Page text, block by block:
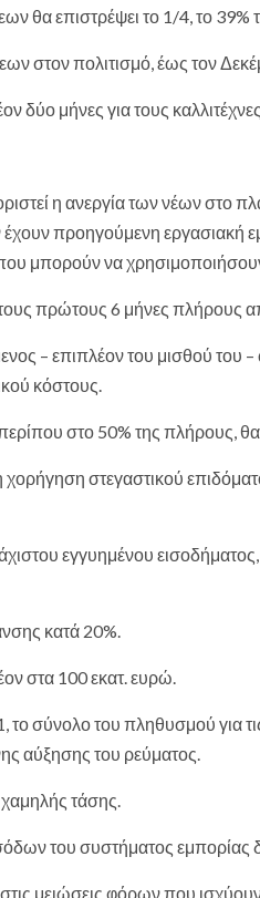
θα επιστρέψει το 1/4, το 39%
στον πολιτισμό, έως τον
δύο μήνες για τους
η ανεργία των νέων στο
προηγούμενη εργασιακή
μπορούν να
πρώτους 6 μήνες πλήρους
– επιπλέον του μισθού του –
κόστους.
στο 50% της πλήρους,
χορήγηση στεγαστικού
εγγυημένου
κατά 20%.
στα 100 εκατ. ευρώ.
το σύνολο του πληθυσμού
αύξησης του ρεύματος.
χαμηλής τάσης.
του συστήματος
μειώσεις φόρων που